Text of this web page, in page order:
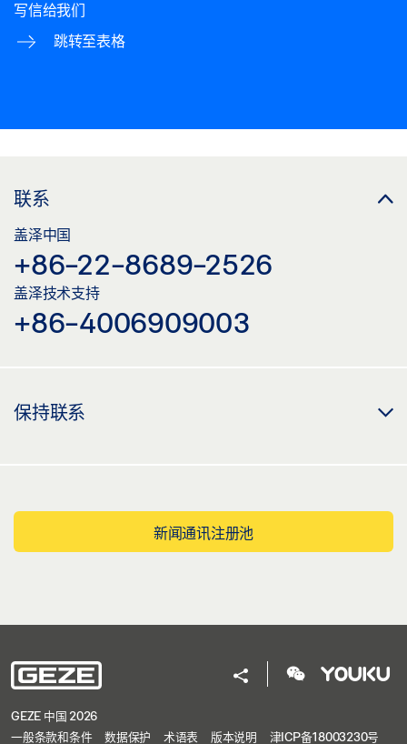
写信给我们
跳转至表格
联系
盖泽中国
+86-22-8689-2526
盖泽技术支持
+86-4006909003
保持联系
新闻通讯注册池
GEZE 中国 2026
一般条款和条件
数据保护 术语表 版本说明 津ICP备18003230号